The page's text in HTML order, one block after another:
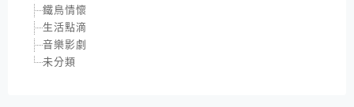
鐵鳥情懷
生活點滴
音樂影劇
未分類